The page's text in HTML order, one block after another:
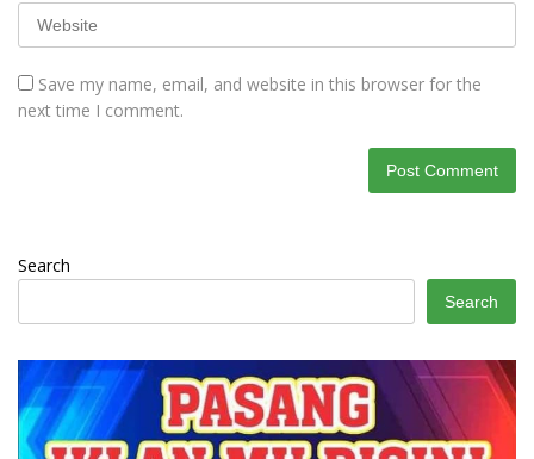
Save my name, email, and website in this browser for the
next time I comment.
Search
Search